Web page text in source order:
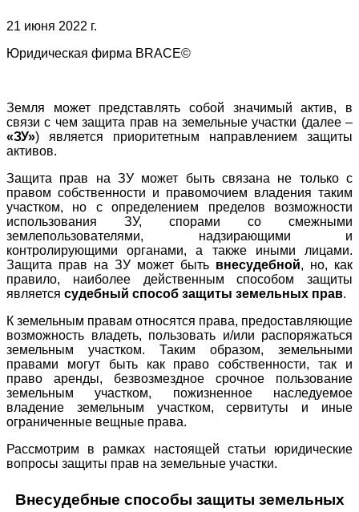
21 июня 2022 г.
Юридическая фирма BRACE©
Земля может представлять собой значимый актив, в
связи с чем защита прав на земельные участки (далее –
«ЗУ») является приоритетным направлением защиты
активов.
Защита прав на ЗУ может быть связана не только с
правом собственности и правомочием владения таким
участком, но с определением пределов возможности
использования ЗУ, спорами со смежными
землепользователями, надзирающими и
контролирующими органами, а также иными лицами.
Защита прав на ЗУ может быть внесудебной, но, как
правило, наиболее действенным способом защиты
является судебный способ защиты земельных прав.
К земельным правам относятся права, предоставляющие
возможность владеть, пользовать и/или распоряжаться
земельным участком. Таким образом, земельными
правами могут быть как право собственности, так и
право аренды, безвозмездное срочное пользование
земельным участком, пожизненное наследуемое
владение земельным участком, сервитуты и иные
ограниченные вещные права.
Рассмотрим в рамках настоящей статьи юридические
вопросы защиты прав на земельные участки.
Внесудебные способы защиты земельных